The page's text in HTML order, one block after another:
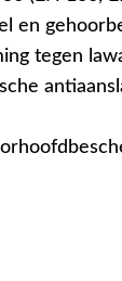
en
tegen